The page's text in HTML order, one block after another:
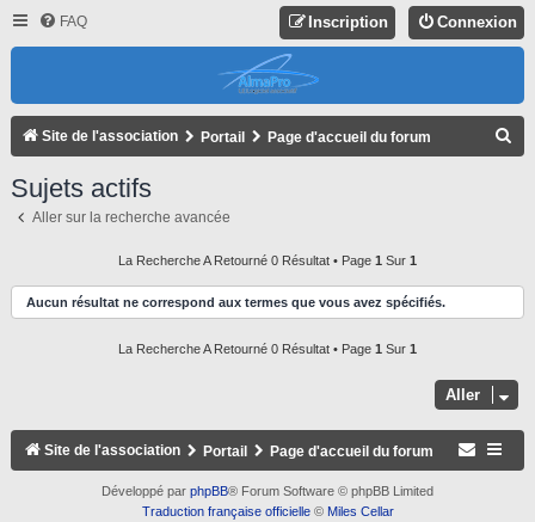
FAQ Connexion
Inscription
Site de l'association Portail Page d'accueil du forum
R
C
E
R
Sujets actifs
Aller sur la recherche avancée
La Recherche A Retourné 0 Résultat • Page 1 Sur 1
Aucun résultat ne correspond aux termes que vous avez spécifiés.
La Recherche A Retourné 0 Résultat • Page 1 Sur 1
Aller
Site de l'association Portail Page d'accueil du forum
Développé par phpBB® Forum Software © phpBB Limited
Traduction française officielle© Miles Cellar